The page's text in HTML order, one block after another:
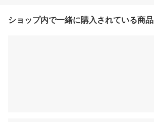
ショップ内で一緒に購入されている商品